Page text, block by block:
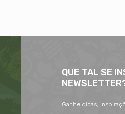
QUE TAL SE
Ganhe dicas,